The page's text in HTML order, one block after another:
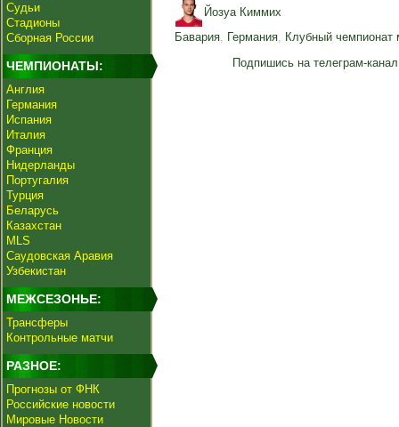
Судьи
Стадионы
Сборная России
ЧЕМПИОНАТЫ:
Англия
Германия
Испания
Италия
Франция
Нидерланды
Португалия
Турция
Беларусь
Казахстан
MLS
Саудовская Аравия
Узбекистан
МЕЖСЕЗОНЬЕ:
Трансферы
Контрольные матчи
РАЗНОЕ:
Прогнозы от ФНК
Российские новости
Мировые Новости
Йозуа Киммих
Бавария, Германия, Клубный чемпионат
Подпишись на телеграм-